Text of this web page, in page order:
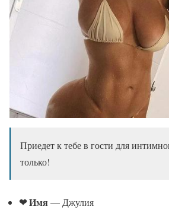
Приедет к тебе в гости для
только!
❤ Имя— Джулия